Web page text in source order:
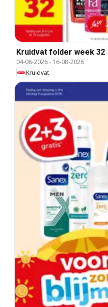
Kruidvat folder week 32
04-08-2026- 16-08-2026
Kruidvat